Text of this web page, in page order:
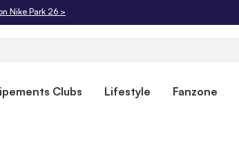
Nike Park 26 >
Clubs Lifestyle Fanzone